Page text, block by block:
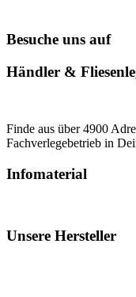
Besuche uns auf
Händler &
Finde aus über 4900
Fachverlegebetrieb in
Infomaterial
Unsere Hersteller